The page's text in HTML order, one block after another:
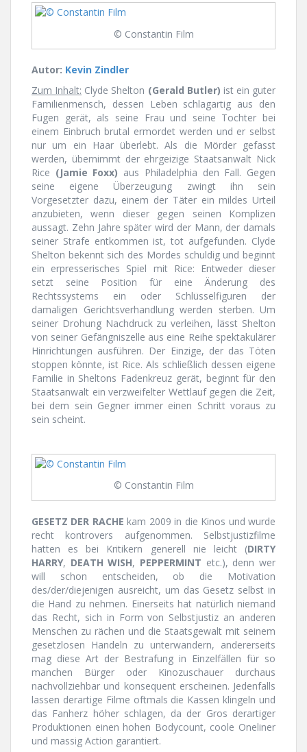
© Constantin Film
Autor: Kevin Zindler
Zum Inhalt: Clyde Shelton (Gerald Butler) ist ein guter
Familienmensch, dessen Leben schlagartig aus den
Fugen gerät, als seine Frau und seine Tochter bei
einem Einbruch brutal ermordet werden und er selbst
nur um ein Haar überlebt. Als die Mörder gefasst
werden, übernimmt der ehrgeizige Staatsanwalt Nick
Rice (Jamie Foxx) aus Philadelphia den Fall. Gegen
seine eigene Überzeugung zwingt ihn sein
Vorgesetzter dazu, einem der Täter ein mildes Urteil
anzubieten, wenn dieser gegen seinen Komplizen
aussagt. Zehn Jahre später wird der Mann, der damals
seiner Strafe entkommen ist, tot aufgefunden. Clyde
Shelton bekennt sich des Mordes schuldig und beginnt
ein erpresserisches Spiel mit Rice: Entweder dieser
setzt seine Position für eine Änderung des
Rechtssystems ein oder Schlüsselfiguren der
damaligen Gerichtsverhandlung werden sterben. Um
seiner Drohung Nachdruck zu verleihen, lässt Shelton
von seiner Gefängniszelle aus eine Reihe spektakulärer
Hinrichtungen ausführen. Der Einzige, der das Töten
stoppen könnte, ist Rice. Als schließlich dessen eigene
Familie in Sheltons Fadenkreuz gerät, beginnt für den
Staatsanwalt ein verzweifelter Wettlauf gegen die Zeit,
bei dem sein Gegner immer einen Schritt voraus zu
sein scheint.
© Constantin Film
GESETZ DER RACHE kam 2009 in die Kinos und wurde
recht kontrovers aufgenommen. Selbstjustizfilme
hatten es bei Kritikern generell nie leicht (DIRTY
HARRY, DEATH WISH, PEPPERMINT etc.), denn wer
will schon entscheiden, ob die Motivation
des/der/diejenigen ausreicht, um das Gesetz selbst in
die Hand zu nehmen. Einerseits hat natürlich niemand
das Recht, sich in Form von Selbstjustiz an anderen
Menschen zu rächen und die Staatsgewalt mit seinem
gesetzlosen Handeln zu unterwandern, andererseits
mag diese Art der Bestrafung in Einzelfällen für so
manchen Bürger oder Kinozuschauer durchaus
nachvollziehbar und konsequent erscheinen. Jedenfalls
lassen derartige Filme oftmals die Kassen klingeln und
das Fanherz höher schlagen, da der Gros derartiger
Produktionen einen hohen Bodycount, coole Oneliner
und massig Action garantiert.